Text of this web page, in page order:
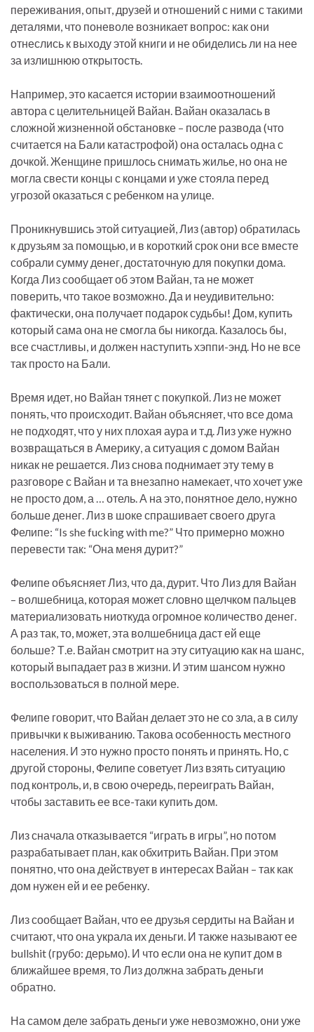
переживания, опыт, друзей и отношений с ними с такими
деталями, что поневоле возникает вопрос: как они
отнеслись к выходу этой книги и не обиделись ли на нее
за излишнюю открытость.
Например, это касается истории взаимоотношений
автора с целительницей Вайан. Вайан оказалась в
сложной жизненной обстановке – после развода (что
считается на Бали катастрофой) она осталась одна с
дочкой. Женщине пришлось снимать жилье, но она не
могла свести концы с концами и уже стояла перед
угрозой оказаться с ребенком на улице.
Проникнувшись этой ситуацией, Лиз (автор) обратилась
к друзьям за помощью, и в короткий срок они все вместе
собрали сумму денег, достаточную для покупки дома.
Когда Лиз сообщает об этом Вайан, та не может
поверить, что такое возможно. Да и неудивительно:
фактически, она получает подарок судьбы! Дом, купить
который сама она не смогла бы никогда. Казалось бы,
все счастливы, и должен наступить хэппи-энд. Но не все
так просто на Бали.
Время идет, но Вайан тянет с покупкой. Лиз не может
понять, что происходит. Вайан объясняет, что все дома
не подходят, что у них плохая аура и т.д. Лиз уже нужно
возвращаться в Америку, а ситуация с домом Вайан
никак не решается. Лиз снова поднимает эту тему в
разговоре с Вайан и та внезапно намекает, что хочет уже
не просто дом, а … отель. А на это, понятное дело, нужно
больше денег. Лиз в шоке спрашивает своего друга
Фелипе: “Is she fucking with me?” Что примерно можно
перевести так: “Она меня дурит?”
Фелипе объясняет Лиз, что да, дурит. Что Лиз для Вайан
– волшебница, которая может словно щелчком пальцев
материализовать ниоткуда огромное количество денег.
А раз так, то, может, эта волшебница даст ей еще
больше? Т.е. Вайан смотрит на эту ситуацию как на шанс,
который выпадает раз в жизни. И этим шансом нужно
воспользоваться в полной мере.
Фелипе говорит, что Вайан делает это не со зла, а в силу
привычки к выживанию. Такова особенность местного
населения. И это нужно просто понять и принять. Но, с
другой стороны, Фелипе советует Лиз взять ситуацию
под контроль, и, в свою очередь, переиграть Вайан,
чтобы заставить ее все-таки купить дом.
Лиз сначала отказывается “играть в игры”, но потом
разрабатывает план, как обхитрить Вайан. При этом
понятно, что она действует в интересах Вайан – так как
дом нужен ей и ее ребенку.
Лиз сообщает Вайан, что ее друзья сердиты на Вайан и
считают, что она украла их деньги. И также называют ее
bullshit (грубо: дерьмо). И что если она не купит дом в
ближайшее время, то Лиз должна забрать деньги
обратно.
На самом деле забрать деньги уже невозможно, они уже